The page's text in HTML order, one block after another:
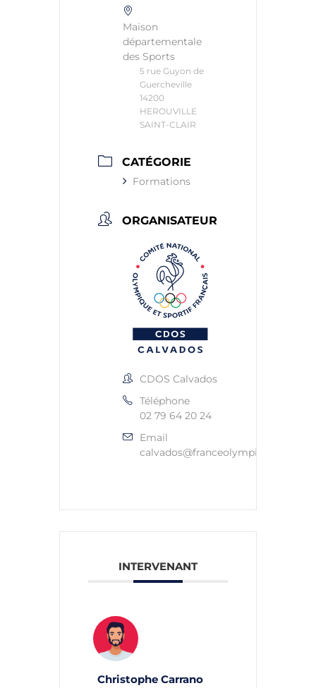
Maison
départementale
des Sports
5 rue Guyon de
Guercheville
14200
HEROUVILLE
SAINT-CLAIR
CATÉGORIE
Formations
ORGANISATEUR
CDOS Calvados
Téléphone
02 79 64 20 24
Email
calvados@franceolympique.com
INTERVENANT
Christophe Carrano